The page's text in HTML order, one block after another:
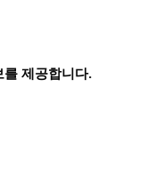
제공합니다.